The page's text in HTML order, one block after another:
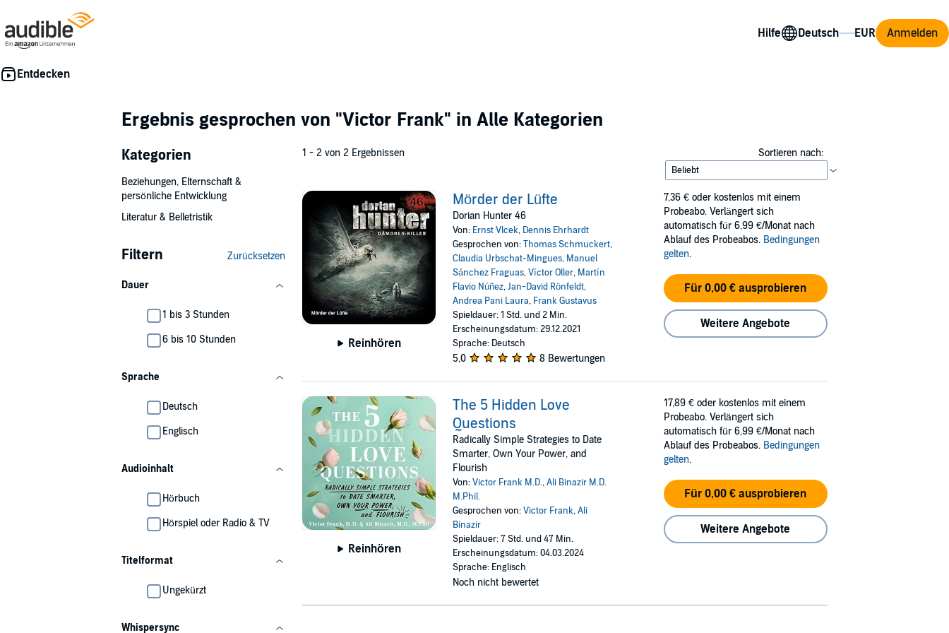
Hilfe Anmelden
Ergebnis gesprochen von "Victor Frank" in Alle Kategorien
Kategorien
Beziehungen, Elternschaft &
persönliche Entwicklung
Literatur & Belletristik
Filtern Zurücksetzen
Dauer
1 bis 3 Stunden
6 bis 10 Stunden
Sprache
Deutsch
Englisch
Audioinhalt
Hörbuch
Hörspiel oder Radio & TV
Titelformat
Ungekürzt
Whispersync
1 - 2 von 2 Ergebnissen Sortieren nach:
Reinhören
Mörder der Lüfte
Dorian Hunter 46
Von: Ernst Vlcek, Dennis Ehrhardt
Gesprochen von:Thomas Schmuckert,
Claudia Urbschat-Mingues, Manuel
Sánchez Fraguas,Víctor Oller, Martín
Flavio Núñez,Jan-David Rönfeldt,
Andrea Pani Laura, Frank Gustavus
Spieldauer: 1 Std. und 2 Min.
Erscheinungsdatum: 29.12.2021
Sprache: Deutsch
5,0 8 Bewertungen
7,36 € oder kostenlos mit einem
Probeabo. Verlängert sich
automatisch für 6,99 €/Monat nach
Ablauf des Probeabos. Bedingungen
gelten.
Für 0,00 € ausprobieren
Weitere Angebote
Reinhören
The 5 Hidden Love
Questions
Radically Simple Strategies to Date
Smarter, Own Your Power, and
Flourish
Von:Victor Frank M.D.,Ali Binazir M.D.
M.Phil.
Gesprochen von:Victor Frank,Ali
Binazir
Spieldauer: 7 Std. und 47 Min.
Erscheinungsdatum: 04.03.2024
Sprache: Englisch
Noch nicht bewertet
17,89 € oder kostenlos mit einem
Probeabo. Verlängert sich
automatisch für 6,99 €/Monat nach
Ablauf des Probeabos. Bedingungen
gelten.
Für 0,00 € ausprobieren
Weitere Angebote